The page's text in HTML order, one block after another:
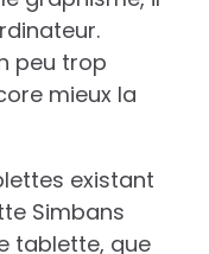
peu trop
mieux la
existant
Simbans
tablette, que